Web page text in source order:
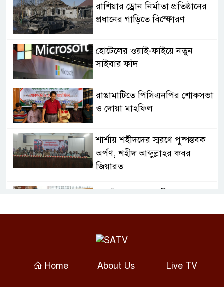
রাশিয়ার ড্রোন নির্মাতা প্রতিষ্ঠানের
প্রধানের গাড়িতে বিস্ফোরণ
হোটেলের ওয়াই-ফাইয়ে নতুন
সাইবার ফাঁদ
রাঙামাটিতে পিসিএনপির শোকসভা
ও দোয়া মাহফিল
শার্শায় শহীদদের স্মরণে পুষ্পস্তবক
অর্পণ, শহীদ আব্দুল্লাহর কবর
জিয়ারত
গ্যাস সংকটে বিপর্যস্ত প্লাস্টিক ও
Home About Us Live TV